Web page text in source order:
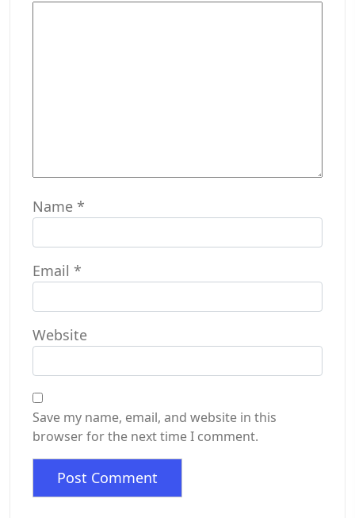
Name *
Email *
Website
Save my name, email, and website in this
browser for the next time I comment.